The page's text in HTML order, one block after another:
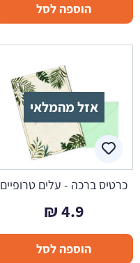
הוספה לסל
אזל מהמלאי
כרטיס ברכה - עלים טרופיים
4.9
₪
הוספה לסל